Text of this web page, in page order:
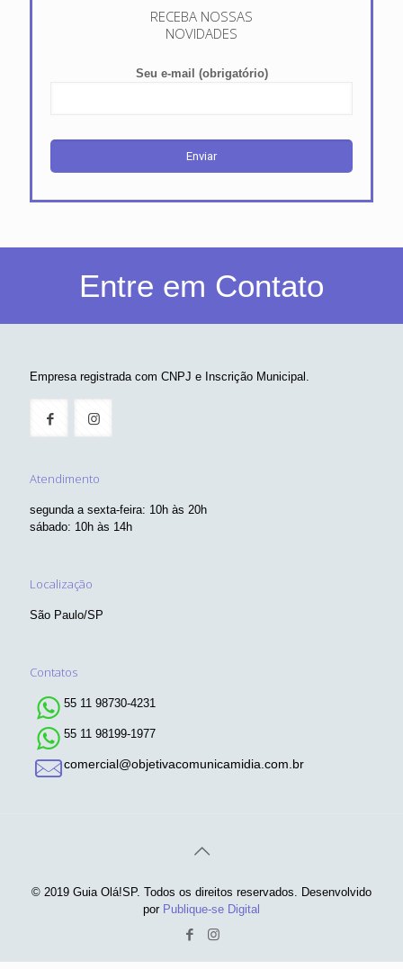
RECEBA NOSSAS
NOVIDADES
Seu e-mail (obrigatório)
Entre em Contato
Empresa registrada com CNPJ e Inscrição Municipal.
Atendimento
segunda a sexta-feira: 10h às 20h
sábado: 10h às 14h
Localização
São Paulo/SP
Contatos
55 11 98730-4231
55 11 98199-1977
comercial@objetivacomunicamidia.com.br
© 2019 Guia Olá!SP. Todos os direitos reservados. Desenvolvido
por Publique-se Digital